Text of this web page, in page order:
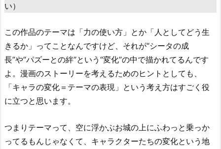
い）
この作品のテーマは「力の使い方」とか「人としてどう生
きるか」ってことなんですけど、それが“シータの成
長”や“パズーとの絆”という“変化”の中で描かれてるんです
よ。漫画のストーリーを考えるためのヒントとしても、
「キャラの変化＝テーマの表現」という考え方はすごく役
に立つと思います。
つまりテーマって、空に浮かぶお城の上にふわっと乗っか
ってるもんじゃなくて、キャラクターたちの変化という地